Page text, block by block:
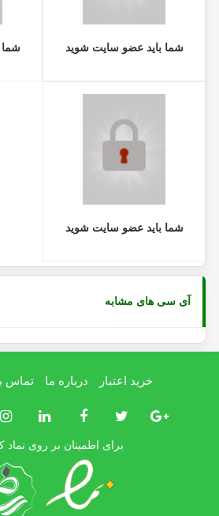
شما باید عضو سایت شوید شما
شما باید عضو سایت شوید
آی سی های مشابه
خرید اعتبار درباره ما تماس
برای اطمینان بر روی نماد